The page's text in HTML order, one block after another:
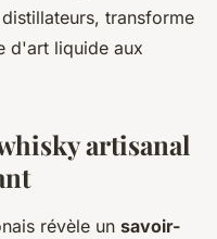
transforme
d'art liquide aux
artisanal
révèle un savoir-